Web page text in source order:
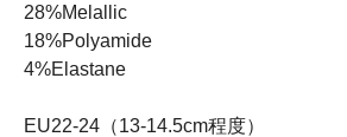
28%Melallic
18%Polyamide
4%Elastane
EU22-24（13-14.5cm程度）